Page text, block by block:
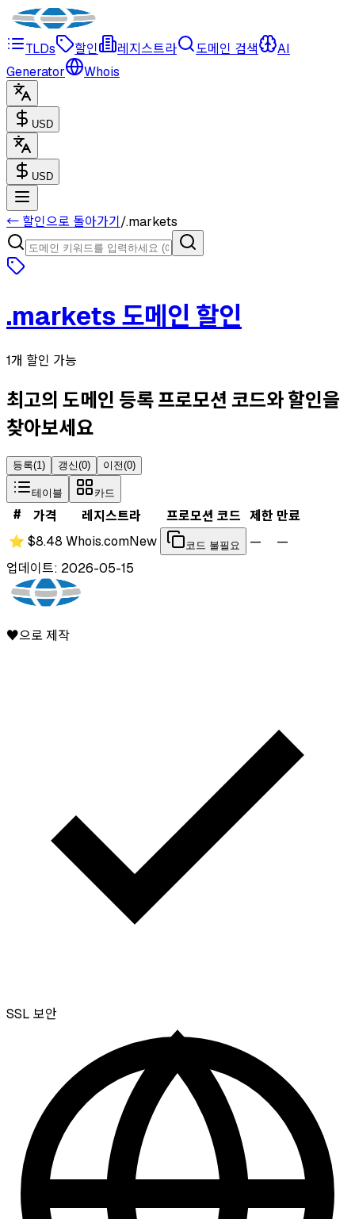
TLDs 할인 레지스트라 도메인 검색
AI
Generator
Whois
USD
USD
← 할인으로 돌아가기 /.markets
.markets 도메인 할인
1개 할인 가능
최고의 도메인 등록 프로모션 코드와 할인을
찾아보세요
등록(1) 갱신(0) 이전(0)
테이블 카드
# 가격 레지스트라 프로모션 코드 제한 만료
⭐ $8.48 Whois.comNew 코드 불필요 —
—
업데이트: 2026-05-15
♥으로 제작
SSL 보안